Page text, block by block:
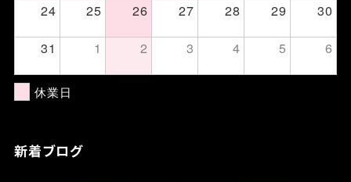
24
25 26 27 28 29
30
31
1 2 3 4 5 6
休業日
新着ブログ